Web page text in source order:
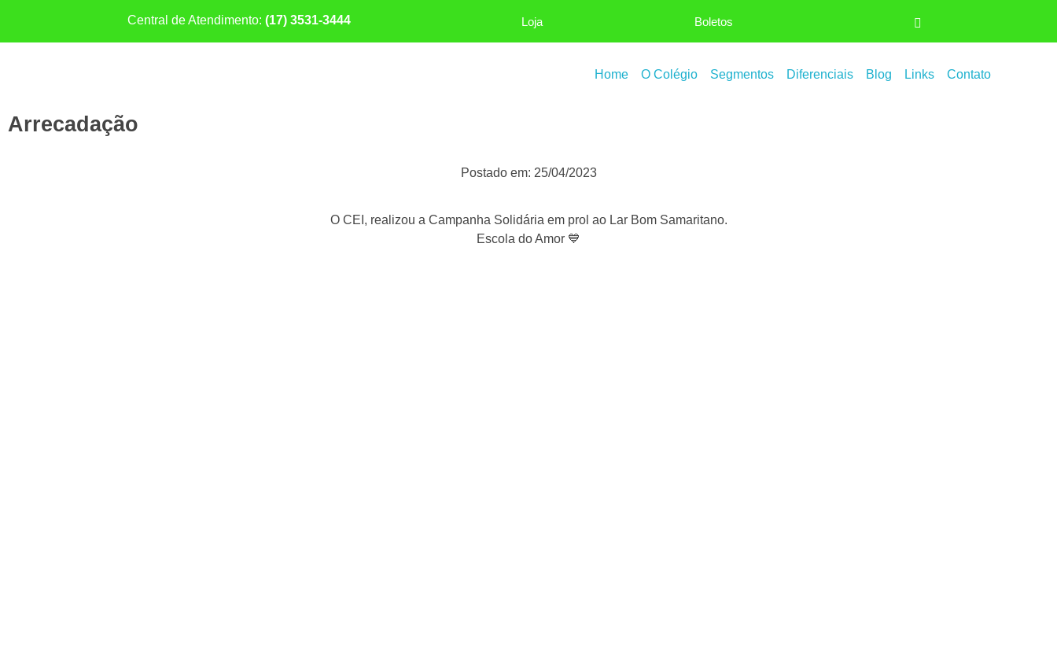
Central de Atendimento: (17) 3531-3444 Loja Boletos
Home O Colégio Segmentos Diferenciais Blog Links Contato
Arrecadação
Postado em: 25/04/2023
O CEI, realizou a Campanha Solidária em prol ao Lar Bom Samaritano.
Escola do Amor 💙